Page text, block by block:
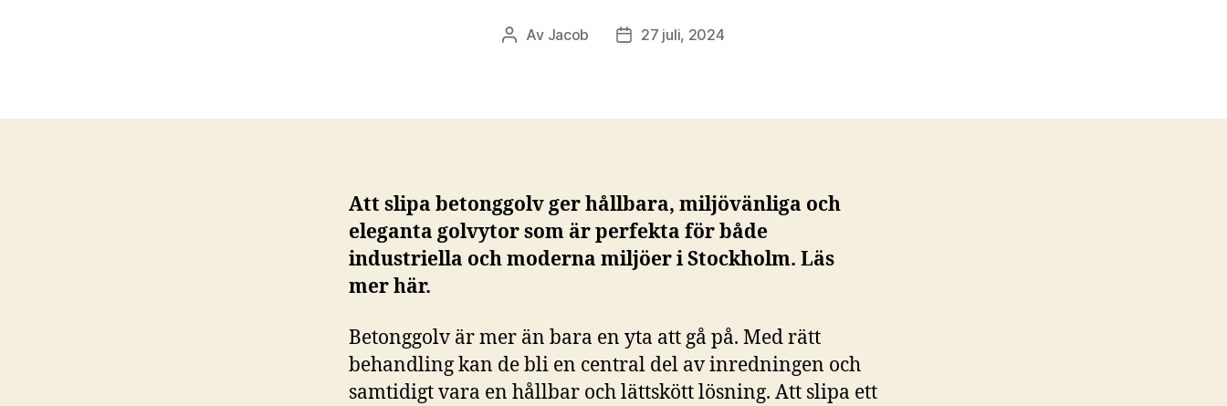
Inläggsförfattare
Av Jacob Inläggsdatum
27 juli, 2024
Att slipa betonggolv ger hållbara, miljövänliga och
eleganta golvytor som är perfekta för både
industriella och moderna miljöer i Stockholm. Läs
mer här.
Betonggolv är mer än bara en yta att gå på. Med rätt
behandling kan de bli en central del av inredningen och
samtidigt vara en hållbar och lättskött lösning. Att slipa ett